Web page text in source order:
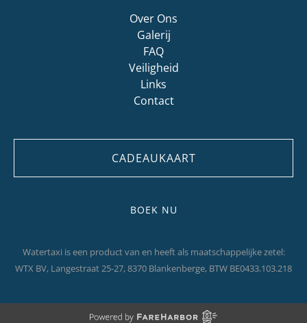
Over Ons
Galerij
FAQ
Veiligheid
Links
Contact
CADEAUKAART
BOEK NU
Watertaxi is een product van en heeft als maatschappelijke zetel:
WTX BV, Langestraat 25-27, 8370 Blankenberge, BTW BE0433.103.218